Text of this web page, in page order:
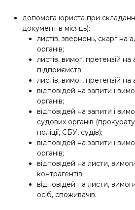
допомога юриста при
документ в місяць):
листів, звернень, скарг на
органів;
листів, вимог, претензій
підприємств;
листів, вимог, претензій
відповідей на запити і
органів;
відповідей на запити і
судових органів
поліції, СБУ, судів);
відповідей на запити і
органів;
відповідей на листи,
контрагентів;
відповідей на листи,
осіб, споживачів.